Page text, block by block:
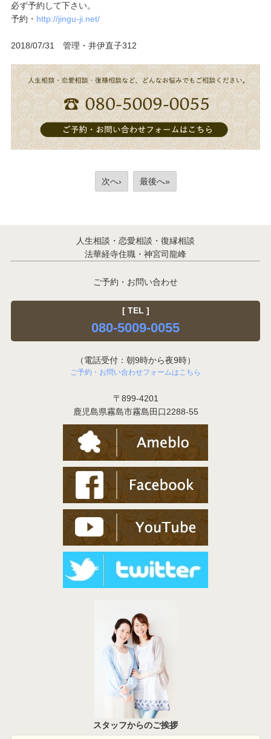
必ず予約して下さい。
予約・ http://jingu-ji.net/
2018/07/31 管理・井伊直子312
次へ› 最後へ»
人生相談・恋愛相談・復縁相談
法華経寺住職・神宮司龍峰
ご予約・お問い合わせ
[ TEL ]
080-5009-0055
（電話受付：朝9時から夜9時）
ご予約・お問い合わせフォームはこちら
〒899-4201
鹿児島県霧島市霧島田口2288-55
スタッフからのご挨拶